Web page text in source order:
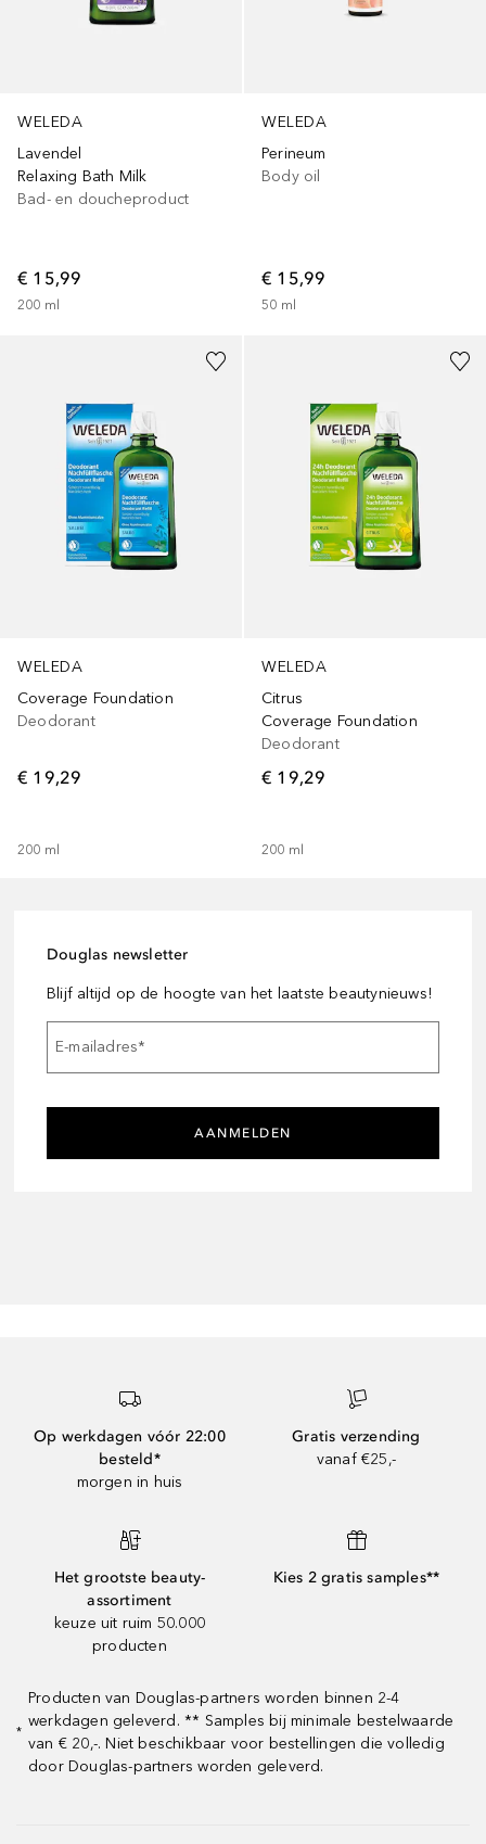
WELEDA
Lavendel
Relaxing Bath Milk
Bad- en doucheproduct
€ 15,99
200 ml
WELEDA
Perineum
Body oil
€ 15,99
50 ml
WELEDA
Coverage Foundation
Deodorant
€ 19,29
200 ml
WELEDA
Citrus
Coverage Foundation
Deodorant
€ 19,29
200 ml
Douglas newsletter
Blijf altijd op de hoogte van het laatste beautynieuws!
E-mailadres*
AANMELDEN
Op werkdagen vóór 22:00
besteld*
morgen in huis
Gratis verzending
vanaf €25,-
Het grootste beauty-
assortiment
keuze uit ruim 50.000
producten
Kies 2 gratis samples**
*
Producten van Douglas-partners worden binnen 2-4
werkdagen geleverd. ** Samples bij minimale bestelwaarde
van € 20,-. Niet beschikbaar voor bestellingen die volledig
door Douglas-partners worden geleverd.